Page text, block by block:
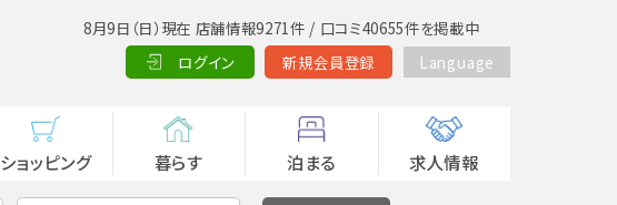
8月9日（日）現在 店舗情報9271件 / 口コミ40655件を掲載中
ログイン
新規会員登録 Language
ショッピング 暮らす 泊まる 求人情報